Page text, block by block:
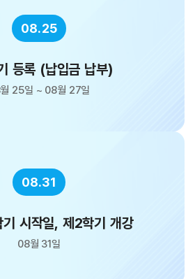
08.25
등록 (납입금 납부)
25일 ~ 08월 27일
08.31
시작일, 제2학기 개강
08월 31일